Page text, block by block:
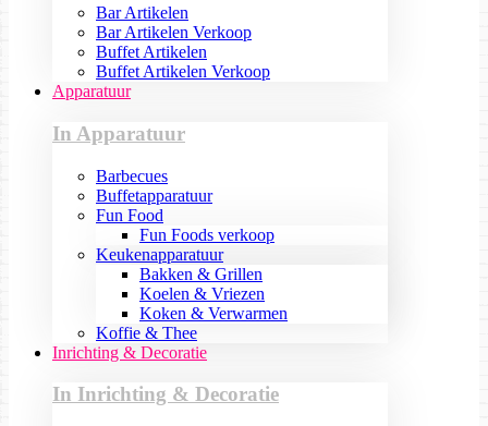
Bar Artikelen
Bar Artikelen Verkoop
Buffet Artikelen
Buffet Artikelen Verkoop
Apparatuur
In Apparatuur
Barbecues
Buffetapparatuur
Fun Food
Fun Foods verkoop
Keukenapparatuur
Bakken & Grillen
Koelen & Vriezen
Koken & Verwarmen
Koffie & Thee
Inrichting & Decoratie
In Inrichting & Decoratie